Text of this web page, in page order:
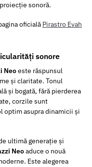
sonoră.
oficială Pirastro Evah
sonore
Neoeste răspunsul
și claritate. Tonul
și bogată, fără pierderea
corzile sunt
optim asupra dinamicii și
ultimă generație și
Neoaduce o nouă
Este alegerea